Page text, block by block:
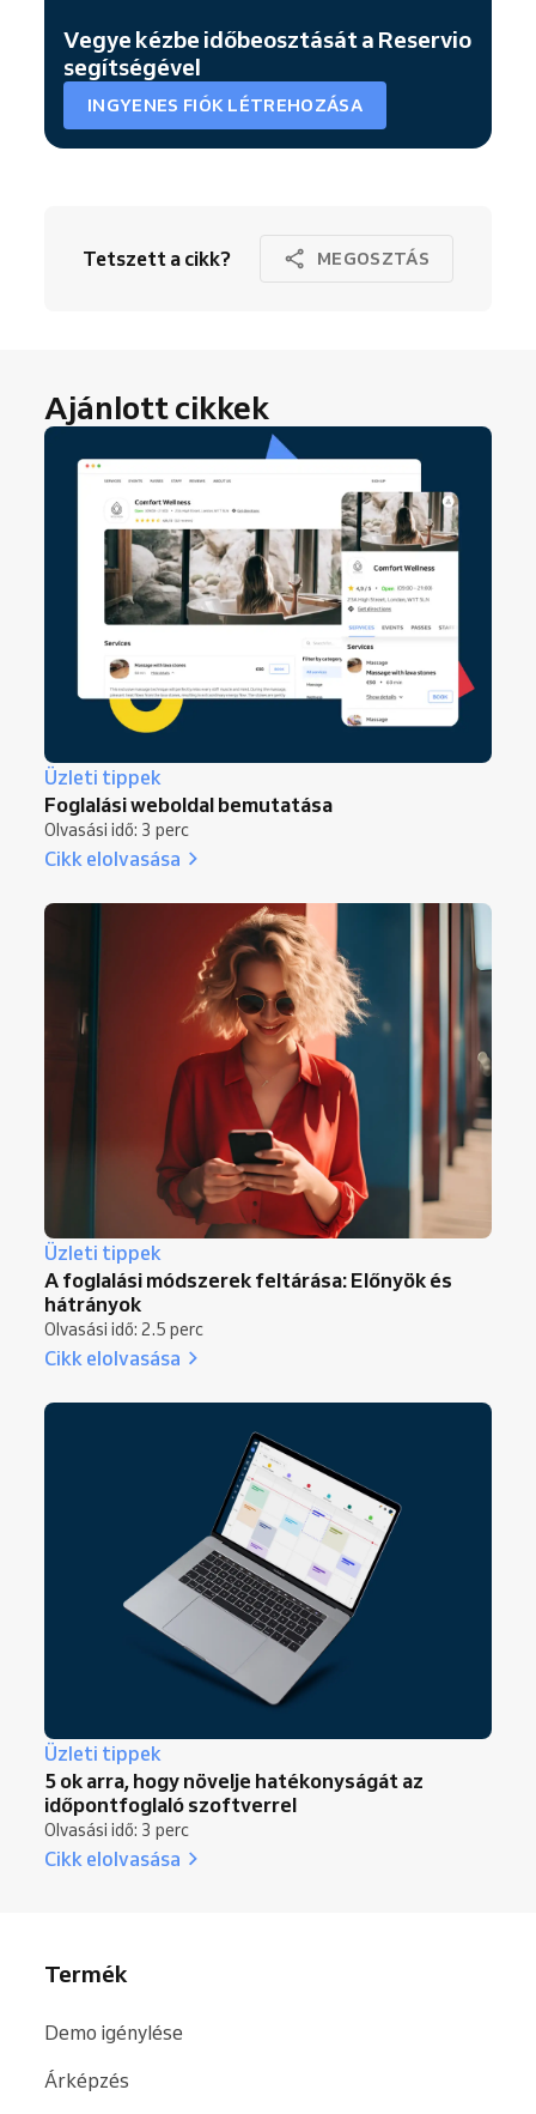
Vegye kézbe időbeosztását a Reservio
segítségével
INGYENES FIÓK LÉTREHOZÁSA
Tetszett a cikk? MEGOSZTÁS
Ajánlott cikkek
Üzleti tippek
Foglalási weboldal bemutatása
Olvasási idő: 3 perc
Cikk elolvasása
Üzleti tippek
A foglalási módszerek feltárása: Előnyök és
hátrányok
Olvasási idő: 2.5 perc
Cikk elolvasása
Üzleti tippek
5 ok arra, hogy növelje hatékonyságát az
időpontfoglaló szoftverrel
Olvasási idő: 3 perc
Cikk elolvasása
Termék
Demo igénylése
Árképzés